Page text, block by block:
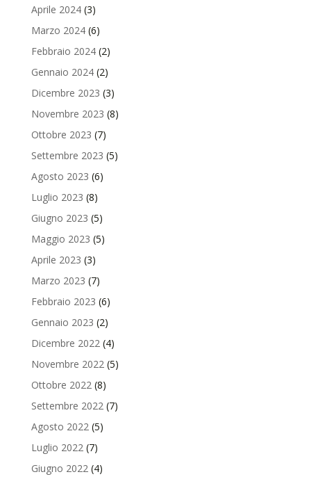
Aprile 2024(3)
Marzo 2024(6)
Febbraio 2024(2)
Gennaio 2024(2)
Dicembre 2023 (3)
Novembre 2023 (8)
Ottobre 2023 (7)
Settembre 2023 (5)
Agosto 2023 (6)
Luglio 2023 (8)
Giugno 2023 (5)
Maggio 2023 (5)
Aprile 2023 (3)
Marzo 2023 (7)
Febbraio 2023 (6)
Gennaio 2023 (2)
Dicembre 2022(4)
Novembre 2022(5)
Ottobre 2022(8)
Settembre 2022(7)
Agosto 2022(5)
Luglio 2022(7)
Giugno 2022(4)